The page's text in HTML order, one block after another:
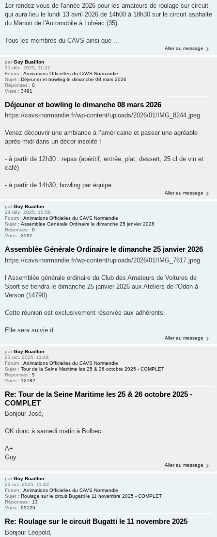
1er rendez-vous de l'année 2026 pour les amateurs de roulage sur circuit
qui aura lieu le lundi 13 avril 2026 de 14h00 à 18h30 sur le circuit asphalte
du Manoir de l'Automobile à Lohéac (35).
Tous les membres du CAVS ainsi que ...
Aller au message
par Guy Buaillon
31 déc. 2025, 11:21
Forum : Animations Officielles du CAVS Normandie
Sujet : Déjeuner et bowling le dimanche 08 mars 2026
Réponses : 0
Vues : 3491
Déjeuner et bowling le dimanche 08 mars 2026
https://cavs-normandie.fr/wp-content/uploads/2026/01/IMG_8244.jpeg
Venez découvrir une ambiance à l’américaine et passer une agréable
après-midi dans un décor insolite !
- à partir de 12h30 : repas (apéritif, entrée, plat, dessert, 25 cl de vin et
café)
- à partir de 14h30, bowling par équipe ...
Aller au message
par Guy Buaillon
24 déc. 2025, 10:58
Forum : Animations Officielles du CAVS Normandie
Sujet : Assemblée Générale Ordinaire le dimanche 25 janvier 2026
Réponses : 0
Vues : 3591
Assemblée Générale Ordinaire le dimanche 25 janvier 2026
https://cavs-normandie.fr/wp-content/uploads/2026/01/IMG_7617.jpeg
l’Assemblée générale ordinaire du Club des Amateurs de Voitures de
Sport se tiendra le dimanche 25 janvier 2026 aux Ateliers de l'Odon à
Verson (14790).
Cette réunion est exclusivement réservée aux adhérents.
Elle sera suivie d ...
Aller au message
par Guy Buaillon
23 oct. 2025, 11:44
Forum : Animations Officielles du CAVS Normandie
Sujet : Tour de la Seine Maritime les 25 & 26 octobre 2025 - COMPLET
Réponses : 5
Vues : 12782
Re: Tour de la Seine Maritime les 25 & 26 octobre 2025 -
COMPLET
Bonjour José,
OK donc à samedi matin à Bolbec.
A+
Guy
Aller au message
par Guy Buaillon
23 oct. 2025, 11:43
Forum : Animations Officielles du CAVS Normandie
Sujet : Roulage sur le circuit Bugatti le 11 novembre 2025 - COMPLET
Réponses : 13
Vues : 95125
Re: Roulage sur le circuit Bugatti le 11 novembre 2025
Bonjour Léopold,